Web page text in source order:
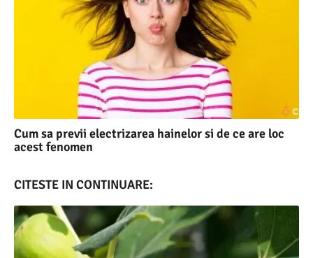
Cum sa previi electrizarea hainelor si de ce are loc
acest fenomen
CITESTE IN CONTINUARE: